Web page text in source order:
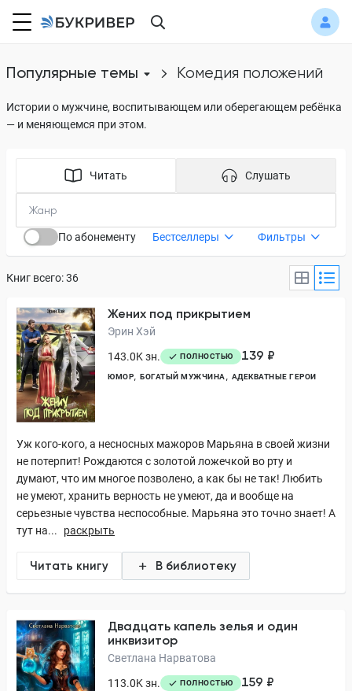
Популярные темы комедия положений
Истории о мужчине, воспитывающем или оберегающем ребёнка
— и меняющемся при этом.
Читать Слушать
По абонементу Бестселлеры Фильтры
Книг всего: 36
Жених под прикрытием
Эрин Хэй
143.0K зн.
ПОЛНОСТЬЮ 139 ₽
ЮМОР БОГАТЫЙ МУЖЧИНА АДЕКВАТНЫЕ ГЕРОИ
Уж кого-кого, а несносных мажоров Марьяна в своей жизни
не потерпит! Рождаются с золотой ложечкой во рту и
думают, что им многое позволено, а как бы не так! Любить
не умеют, хранить верность не умеют, да и вообще на
серьезные чувства неспособные. Марьяна это точно знает! А
тут на...
раскрыть
Читать книгу В библиотеку
Двадцать капель зелья и один
инквизитор
Светлана Нарватова
113.0K зн.
ПОЛНОСТЬЮ 159 ₽